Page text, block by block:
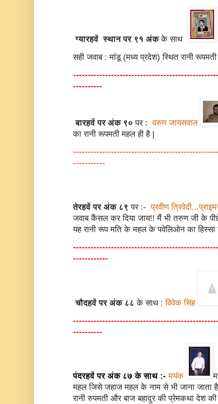
ग्यारहवें स्थान पर ९१ अंकके साथ
सही जवाब : मांडू (मध्य प्रदेश) स्थित रानी
----------
बारहवें पर अंक ९० पर :वरुण जायसवाल
का रानी रूपमती महल ही है |
-----------
तेरहवें पर अंक ८९ पर :-प्रवीण
जवाब कैंसल कर दिया जाय!! मैं भी तरुण जी के
यह रानी रूप मति के महल के पवेलिओन का हिस्सा
------------
चौदहवें पर अंक ८८ के साथ :विवेक सिंह
----------
पंदरहवें पर अंक ८७ के साथ :- मयंक
महल जिसे जहाज महल के नाम से भी जाना जाता है
रानी रुपमती और बाज बहादुर की प्रेमकथा देश